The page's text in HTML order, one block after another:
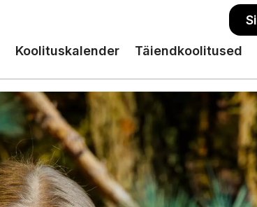
Koolituskalender Täiendkoolitused